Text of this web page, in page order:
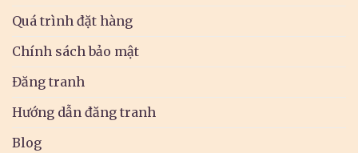
Quá trình đặt hàng
Chính sách bảo mật
Đăng tranh
Hướng dẫn đăng tranh
Blog